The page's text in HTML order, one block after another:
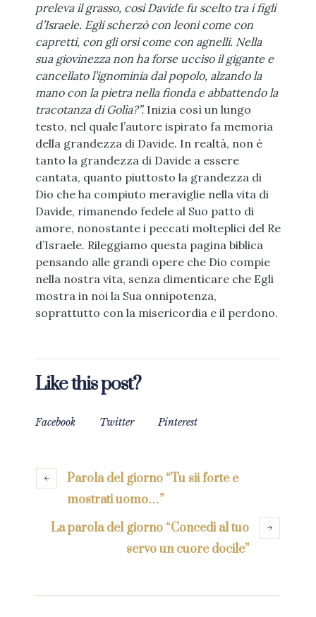
preleva il grasso, così Davide fu scelto tra i figli
d’Israele. Egli scherzò con leoni come con
capretti, con gli orsi come con agnelli. Nella
sua giovinezza non ha forse ucciso il gigante e
cancellato l’ignominia dal popolo, alzando la
mano con la pietra nella fionda e abbattendo la
tracotanza di Golìa?”.Inizia così un lungo
testo, nel quale l’autore ispirato fa memoria
della grandezza di Davide. In realtà, non è
tanto la grandezza di Davide a essere
cantata, quanto piuttosto la grandezza di
Dio che ha compiuto meraviglie nella vita di
Davide, rimanendo fedele al Suo patto di
amore, nonostante i peccati molteplici del Re
d’Israele. Rileggiamo questa pagina biblica
pensando alle grandi opere che Dio compie
nella nostra vita, senza dimenticare che Egli
mostra in noi la Sua onnipotenza,
soprattutto con la misericordia e il perdono.
Like this post?
Facebook Twitter Pinterest
Parola del giorno “Tu sii forte e
mostrati uomo…”
La parola del giorno “Concedi al tuo
servo un cuore docile”